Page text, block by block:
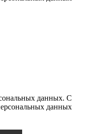
данных. С
данных